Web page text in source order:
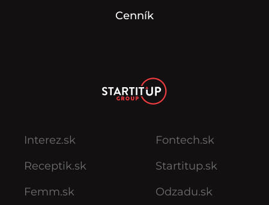
Cenník
Interez.sk
Receptik.sk
Femm.sk
Fontech.sk
Startitup.sk
Odzadu.sk